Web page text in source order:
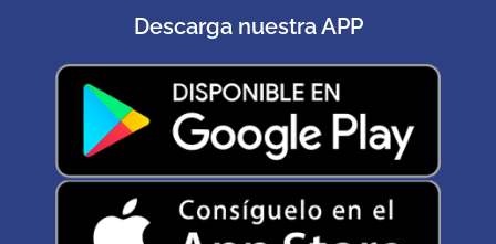
Descarga nuestra APP